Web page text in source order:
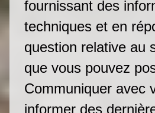
fournissant des
techniques et en
question relative au
que vous pouvez
Communiquer avec
informer des